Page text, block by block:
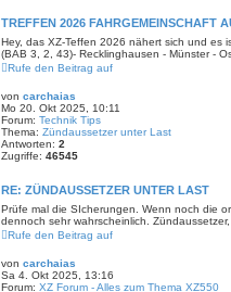
u
c
h
e
TREFFEN 2026 FAHRGEMEINSCHAFT
Hey, das XZ-Teffen 2026 nähert sich und es
(BAB 3, 2, 43)- Recklinghausen - Münster -
Rufe den Beitrag auf
von carchaias
Mo 20. Okt 2025, 10:11
Forum: Technik Tips
Thema: Zündaussetzer unter Last
Antworten: 2
Zugriffe: 46545
RE: ZÜNDAUSSETZER UNTER LAST
Prüfe mal die SIcherungen. Wenn noch die
dennoch sehr wahrscheinlich. Zündaussetzer,
Rufe den Beitrag auf
von carchaias
Sa 4. Okt 2025, 13:16
Forum: XZ Forum - Alles zum Thema XZ550